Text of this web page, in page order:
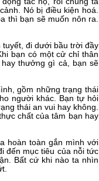
Nó bị điều kiện hoá.
thì bạn sẽ muốn nôn ra.
tuyết, đi dưới bầu trời đầy
bạn có một cử chỉ thân
thưởng gì cả, bạn sẽ
gồm những trạng thái
người khác. Bạn tự hỏi
thái an vui hay không.
chất của tâm bạn hay
hoàn toàn gắn mình với
đến mục tiêu của nỗi tức
Bất cứ khi nào ta nhìn